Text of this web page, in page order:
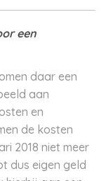
een
daar een
aan
en
de kosten
2018 niet meer
dus eigen geld